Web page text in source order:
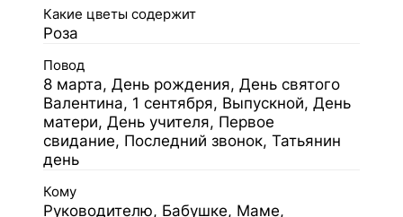
Какие цветы содержит
Роза
Повод
8 марта, День рождения, День святого
Валентина, 1 сентября, Выпускной, День
матери, День учителя, Первое
свидание, Последний звонок, Татьянин
день
Кому
Руководителю, Бабушке, Маме,